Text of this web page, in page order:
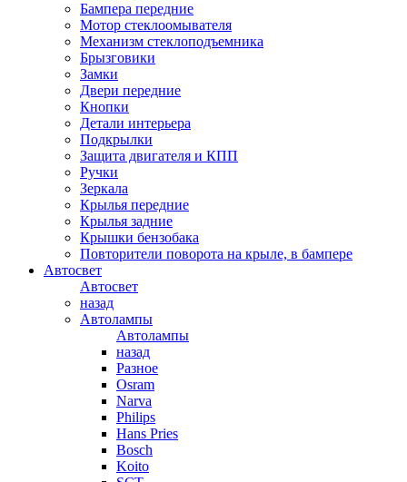
Бампера передние
Мотор стеклоомывателя
Механизм стеклоподъемника
Брызговики
Замки
Двери передние
Кнопки
Детали интерьера
Подкрылки
Защита двигателя и КПП
Ручки
Зеркала
Крылья передние
Крылья задние
Крышки бензобака
Повторители поворота на крыле, в бампере
Автосвет
Автосвет
назад
Автолампы
Автолампы
назад
Разное
Osram
Narva
Philips
Hans Pries
Bosch
Koito